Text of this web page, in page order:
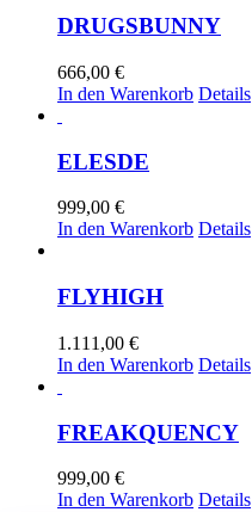
DRUGSBUNNY
666,00 €
In den Warenkorb Details
ELESDE
999,00 €
In den Warenkorb Details
FLYHIGH
1.111,00 €
In den Warenkorb Details
FREAKQUENCY
999,00 €
In den Warenkorb Details